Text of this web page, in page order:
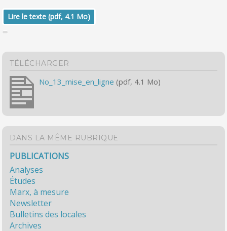
Lire le texte (pdf, 4.1 Mo)
TÉLÉCHARGER
No_13_mise_en_ligne (pdf, 4.1 Mo)
DANS LA MÊME RUBRIQUE
PUBLICATIONS
Analyses
Études
Marx, à mesure
Newsletter
Bulletins des locales
Archives